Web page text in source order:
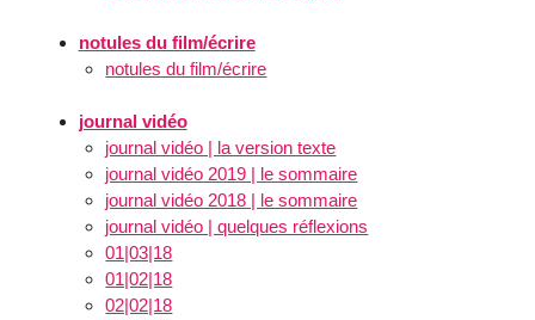
notules du film/écrire
notules du film/écrire
journal vidéo
journal vidéo | la version texte
journal vidéo 2019 | le sommaire
journal vidéo 2018 | le sommaire
journal vidéo | quelques réflexions
01|03|18
01|02|18
02|02|18